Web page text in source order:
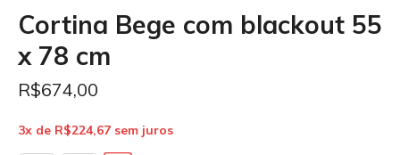
Cortina Bege com blackout 55
x 78 cm
R$674,00
3x de R$224,67 sem juros